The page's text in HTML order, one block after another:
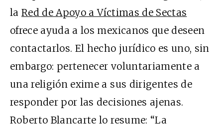
laRed de Apoyo a Víctimas de Sectas
ofrece ayuda a los mexicanos que deseen
contactarlos. El hecho jurídico es uno, sin
embargo: pertenecer voluntariamente a
una religión exime a sus dirigentes de
responder por las decisiones ajenas.
Roberto Blancarte lo resume: “La